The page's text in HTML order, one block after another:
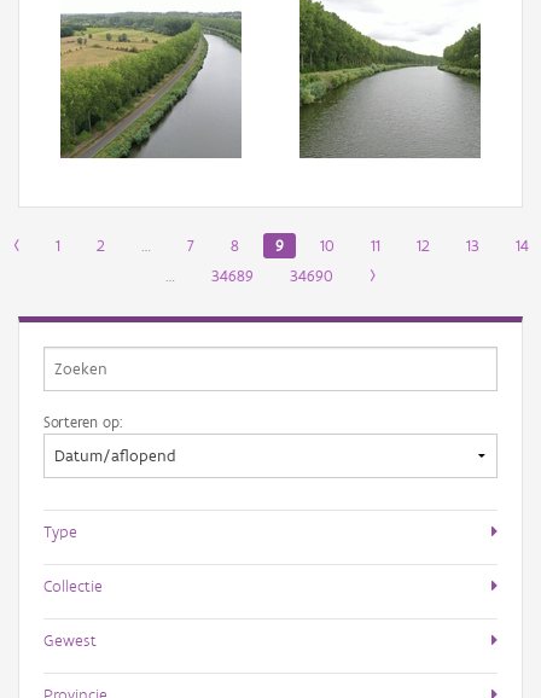
‹ 1 2 … 7 8 9 10 11 12 13
14
…
34689 34690 ›
Sorteren op:
Type
Collectie
Gewest